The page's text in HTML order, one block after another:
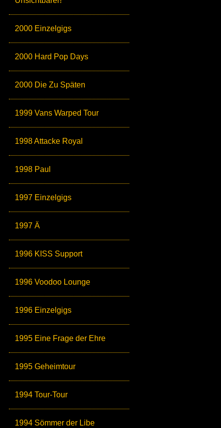
2000 Einzelgigs
2000 Hard Pop Days
2000 Die Zu Späten
1999 Vans Warped Tour
1998 Attacke Royal
1998 Paul
1997 Einzelgigs
1997 Ä
1996 KISS Support
1996 Voodoo Lounge
1996 Einzelgigs
1995 Eine Frage der Ehre
1995 Geheimtour
1994 Tour-Tour
1994 Sömmer der Libe